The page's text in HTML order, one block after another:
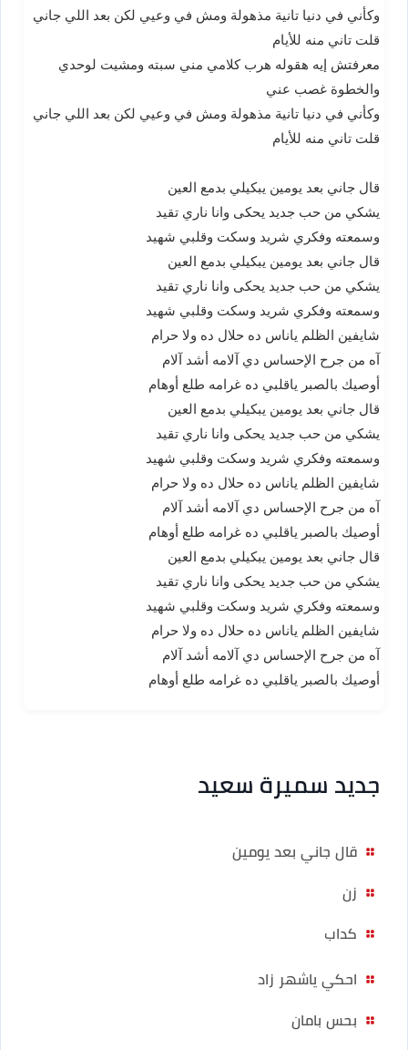
وكأني في دنيا تانية مذهولة ومش في وعيي لكن بعد اللي جاني
قلت تاني منه للأيام
معرفتش إيه هقوله هرب كلامي مني سبته ومشيت لوحدي
والخطوة غصب عني
وكأني في دنيا تانية مذهولة ومش في وعيي لكن بعد اللي جاني
قلت تاني منه للأيام
قال جاني بعد يومين يبكيلي بدمع العين
يشكي من حب جديد يحكى وانا ناري تقيد
وسمعته وفكري شريد وسكت وقلبي شهيد
قال جاني بعد يومين يبكيلي بدمع العين
يشكي من حب جديد يحكى وانا ناري تقيد
وسمعته وفكري شريد وسكت وقلبي شهيد
شايفين الظلم ياناس ده حلال ده ولا حرام
آه من جرح الإحساس دي آلامه أشد آلام
أوصيك بالصبر ياقلبي ده غرامه طلع أوهام
قال جاني بعد يومين يبكيلي بدمع العين
يشكي من حب جديد يحكى وانا ناري تقيد
وسمعته وفكري شريد وسكت وقلبي شهيد
شايفين الظلم ياناس ده حلال ده ولا حرام
آه من جرح الإحساس دي آلامه أشد آلام
أوصيك بالصبر ياقلبي ده غرامه طلع أوهام
قال جاني بعد يومين يبكيلي بدمع العين
يشكي من حب جديد يحكى وانا ناري تقيد
وسمعته وفكري شريد وسكت وقلبي شهيد
شايفين الظلم ياناس ده حلال ده ولا حرام
آه من جرح الإحساس دي آلامه أشد آلام
أوصيك بالصبر ياقلبي ده غرامه طلع أوهام
جديد سميرة سعيد
قال جاني بعد يومين
زن
كداب
احكي ياشهر زاد
بحس بامان